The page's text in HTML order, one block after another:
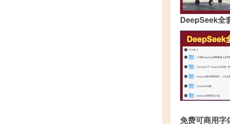
DeepSeek全
免费可商用字